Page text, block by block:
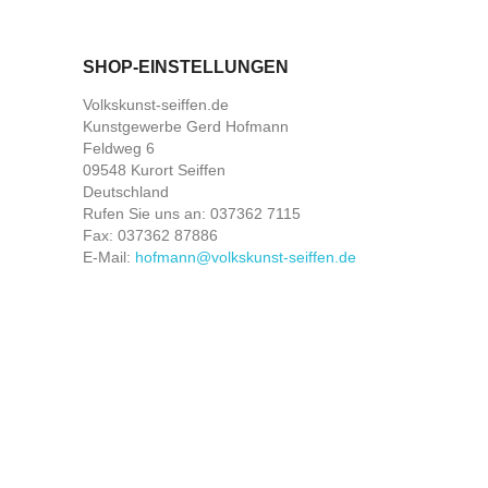
SHOP-EINSTELLUNGEN
Volkskunst-seiffen.de
Kunstgewerbe Gerd Hofmann
Feldweg 6
09548 Kurort Seiffen
Deutschland
Rufen Sie uns an: 037362 7115
Fax: 037362 87886
E-Mail: hofmann@volkskunst-seiffen.de